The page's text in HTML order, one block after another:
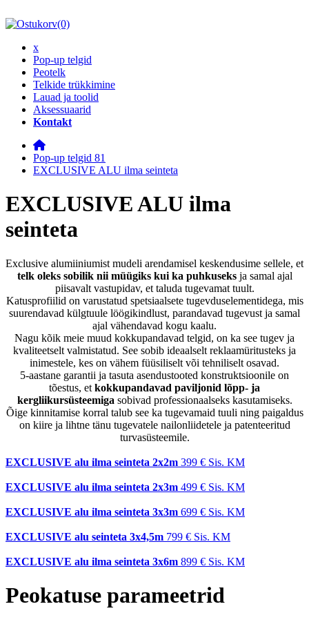
(0)
x
Pop-up telgid
Peotelk
Telkide trükkimine
Lauad ja toolid
Aksessuaarid
Kontakt
Pop-up telgid 81
EXCLUSIVE ALU ilma seinteta
EXCLUSIVE ALU ilma
seinteta
Exclusive alumiiniumist mudeli arendamisel keskendusime sellele, et
telk oleks sobilik nii müügiks kui ka puhkuseksja samal ajal
piisavalt vastupidav, et taluda tugevamat tuult.
Katusprofiilid on varustatud spetsiaalsete tugevduselementidega, mis
suurendavad külgtuule löögikindlust, parandavad tugevust ja samal
ajal vähendavad kogu kaalu.
Nagu kõik meie muud kokkupandavad telgid, on ka see tugev ja
kvaliteetselt valmistatud. See sobib ideaalselt reklaamüritusteks ja
inimestele, kes on vähem füüsiliselt või tehniliselt osavad.
5-aastane garantii ja tasuta asendustooted konstruktsioonile on
tõestus, et kokkupandavad paviljonid lõpp- ja
kergliikursüsteemiga sobivad professionaalseks kasutamiseks.
Õige kinnitamise korral talub see ka tugevamaid tuuli ning paigaldus
on kiire ja lihtne tänu tugevatele nailonliidetele ja patenteeritud
turvasüsteemile.
EXCLUSIVE alu ilma seinteta 2x2m 399 € Sis. KM
EXCLUSIVE alu ilma seinteta 2x3m 499 € Sis. KM
EXCLUSIVE alu ilma seinteta 3x3m 699 € Sis. KM
EXCLUSIVE alu seinteta 3x4,5m 799 € Sis. KM
EXCLUSIVE alu ilma seinteta 3x6m 899 € Sis. KM
Peokatuse parameetrid